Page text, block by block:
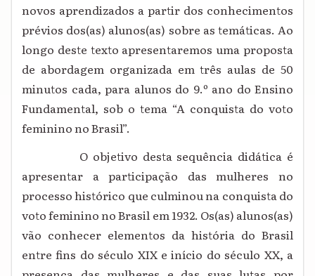
novos aprendizados a partir dos conhecimentos
prévios dos(as) alunos(as) sobre as temáticas. Ao
longo deste texto apresentaremos uma proposta
de abordagem organizada em três aulas de 50
minutos cada, para alunos do 9.º ano do Ensino
Fundamental, sob o tema “A conquista do voto
feminino no Brasil”.
O objetivo desta sequência didática é
apresentar a participação das mulheres no
processo histórico que culminou na conquista do
voto feminino no Brasil em 1932. Os(as) alunos(as)
vão conhecer elementos da história do Brasil
entre fins do século XIX e início do século XX, a